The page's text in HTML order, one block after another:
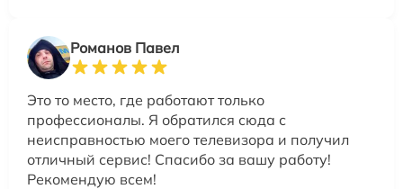
Романов Павел
Это то место, где работают только
профессионалы. Я обратился сюда с
неисправностью моего телевизора и получил
отличный сервис! Спасибо за вашу работу!
Рекомендую всем!